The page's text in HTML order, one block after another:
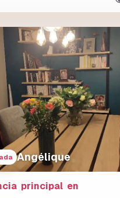
Angélique
principal en